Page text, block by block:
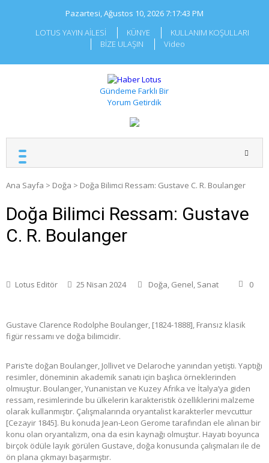
Pazartesi, Ağustos 10, 20267:17:44 PM
LOTUS YAYIN AİLESİ
KÜNYE
KULLANIM KOŞULLARI
BİZE ULAŞIN
Video
Gündeme Farklı Bir
Yorum Getirdik
Ana Sayfa > Doğa > Doğa Bilimci Ressam: Gustave C. R. Boulanger
Doğa Bilimci Ressam: Gustave
C. R. Boulanger
Lotus Editör 25 Nisan 2024 Doğa, Genel, Sanat 0
Gustave Clarence Rodolphe Boulanger, [1824-1888], Fransız klasik
figür ressamı ve doğa bilimcidir.
Paris’te doğan Boulanger, Jollivet ve Delaroche yanından yetişti. Yaptığı
resimler, döneminin akademik sanatı için başlıca örneklerinden
olmıuştur. Boulanger, Yunanistan ve Kuzey Afrika ve İtalya’ya giden
ressam, resimlerinde bu ülkelerin karakteristik özelliklerini malzeme
olarak kullanmıştır. Çalışmalarında oryantalist karakterler mevcuttur
[Cezayir 1845]. Bu konuda Jean-Leon Gerome tarafından ele alınan bir
konu olan oryantalizm, ona da esin kaynağı olmuştur. Hayatı boyunca
birçok ödüle layık görülen Gustave, doğa konusunda çalışmaları ile de
ön plana çıkmayı başarmıştır.